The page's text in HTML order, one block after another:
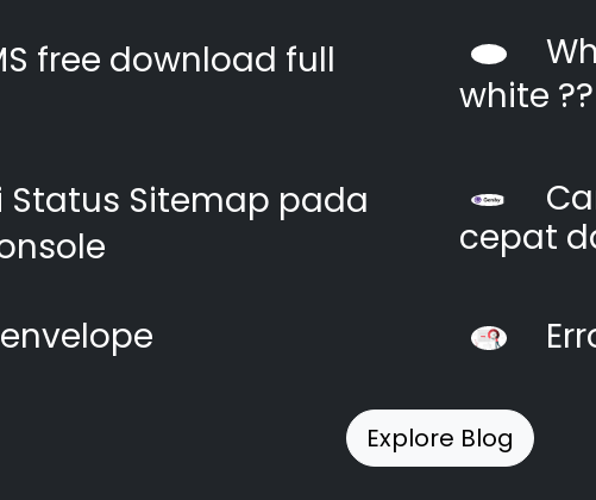
free download full
white ??
Status Sitemap pada
cepat
Explore Blog